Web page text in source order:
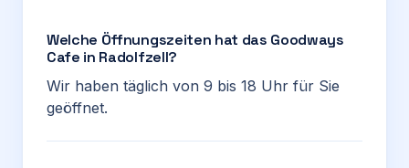
Welche Öffnungszeiten hat das Goodways
Cafe in Radolfzell?
Wir haben täglich von 9 bis 18 Uhr für Sie
geöffnet.